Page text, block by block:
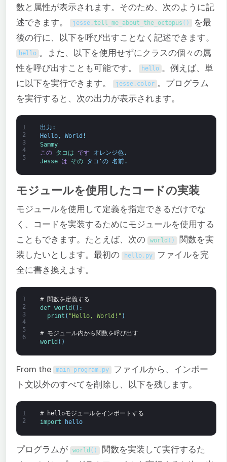
数と属性が表示されます。そのため、次のように記
述できます。
jesse.tell_me_about_the_octopus ( ) を最
後の行に、以下を呼び出すことなく記述できます。
hello 。また、以下を使用せずにクラスの個々の属
性を呼び出すことも可能です。
hello 。例えば、単
に以下を実行できます。
jesse. color 。プログラム
を実行すると、次の出力が表示されます。
1
2
3
4
5
出力 :
Hello, World !
Sammy
この
タコは です オレンジ色.
Jesse は その タコ ' の 名前.
モジュールを使用したコードの実装
モジュールを使用して定義を指定できるだけでな
く、コードを実装するためにモジュールを使用する
こともできます。たとえば、次の
world ( ) 関数を実
装したいとします。最初の
hello. py ファイルを完
全に書き換えます。
1
2
3
4
5
6
# 関数を定義する
def world ( ) :
print ( "Hello, World!" )
# モジュール内から関数を呼び出す
world ( )
From the main_program. py ファイルから、インポー
ト文以外のすべてを削除し、以下を残します。
1
2
# helloモジュールをインポートする
import
hello
プログラムが world ( ) 関数を実装して実行するた